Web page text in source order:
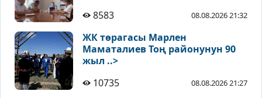
8583 08.08.2026 21:32
ЖК төрагасы Марлен
Маматалиев Тоң районунун 90
жыл ..>
10735
08.08.2026 21:27